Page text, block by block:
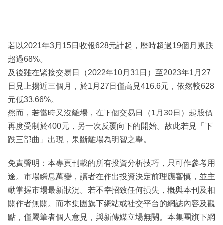
若以2021年3月15日收報628元計起，歷時超過19個月累跌
超過68%。
及後雖在緊接交易日（2022年10月31日）至2023年1月27
日見上揚近三個月，於1月27日僅高見416.6元，依然較628
元低33.66%。
然而，若當時又沒離場，在下個交易日（1月30日）起股價
再度受制於400元，另一次反覆向下的開始。故此若見「下
跌三部曲」出現，果斷離場為明智之舉。
免責聲明：本專頁刊載的所有投資分析技巧，只可作參考用
途。市場瞬息萬變，讀者在作出投資決定前理應審慎，並主
動掌握市場最新狀況。若不幸招致任何損失，概與本刊及相
關作者無關。而本集團旗下網站或社交平台的網誌內容及觀
點，僅屬筆者個人意見，與新傳媒立場無關。本集團旗下網